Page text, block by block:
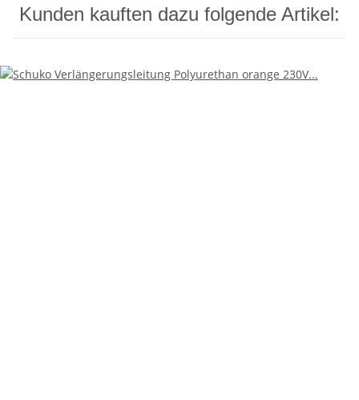
Kunden kauften dazu folgende Artikel: